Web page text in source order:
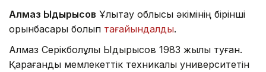
Алмаз Ыдырысов Ұлытау облысы әкімінің бірінші
орынбасары болып тағайындалды.
Алмаз Серікболұлы Ыдырысов 1983 жылы туған.
Қарағанды мемлекеттік техникалық университетін